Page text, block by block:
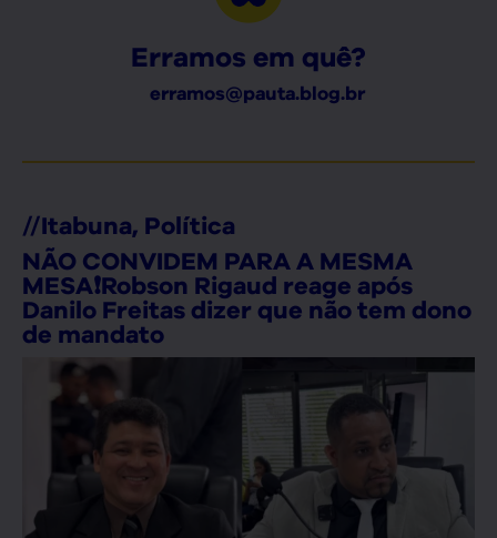
Erramos em quê?
erramos@pauta.blog.br
//Itabuna, Política
NÃO CONVIDEM PARA A MESMA
MESA❗Robson Rigaud reage após
Danilo Freitas dizer que não tem dono
de mandato